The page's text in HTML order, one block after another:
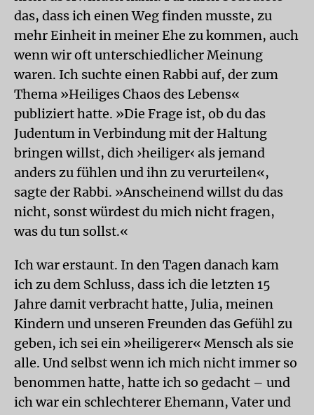
das, dass ich einen Weg finden musste, zu
mehr Einheit in meiner Ehe zu kommen, auch
wenn wir oft unterschiedlicher Meinung
waren. Ich suchte einen Rabbi auf, der zum
Thema »Heiliges Chaos des Lebens«
publiziert hatte. »Die Frage ist, ob du das
Judentum in Verbindung mit der Haltung
bringen willst, dich ›heiliger‹ als jemand
anders zu fühlen und ihn zu verurteilen«,
sagte der Rabbi. »Anscheinend willst du das
nicht, sonst würdest du mich nicht fragen,
was du tun sollst.«
Ich war erstaunt. In den Tagen danach kam
ich zu dem Schluss, dass ich die letzten 15
Jahre damit verbracht hatte, Julia, meinen
Kindern und unseren Freunden das Gefühl zu
geben, ich sei ein »heiligerer« Mensch als sie
alle. Und selbst wenn ich mich nicht immer so
benommen hatte, hatte ich so gedacht – und
ich war ein schlechterer Ehemann, Vater und